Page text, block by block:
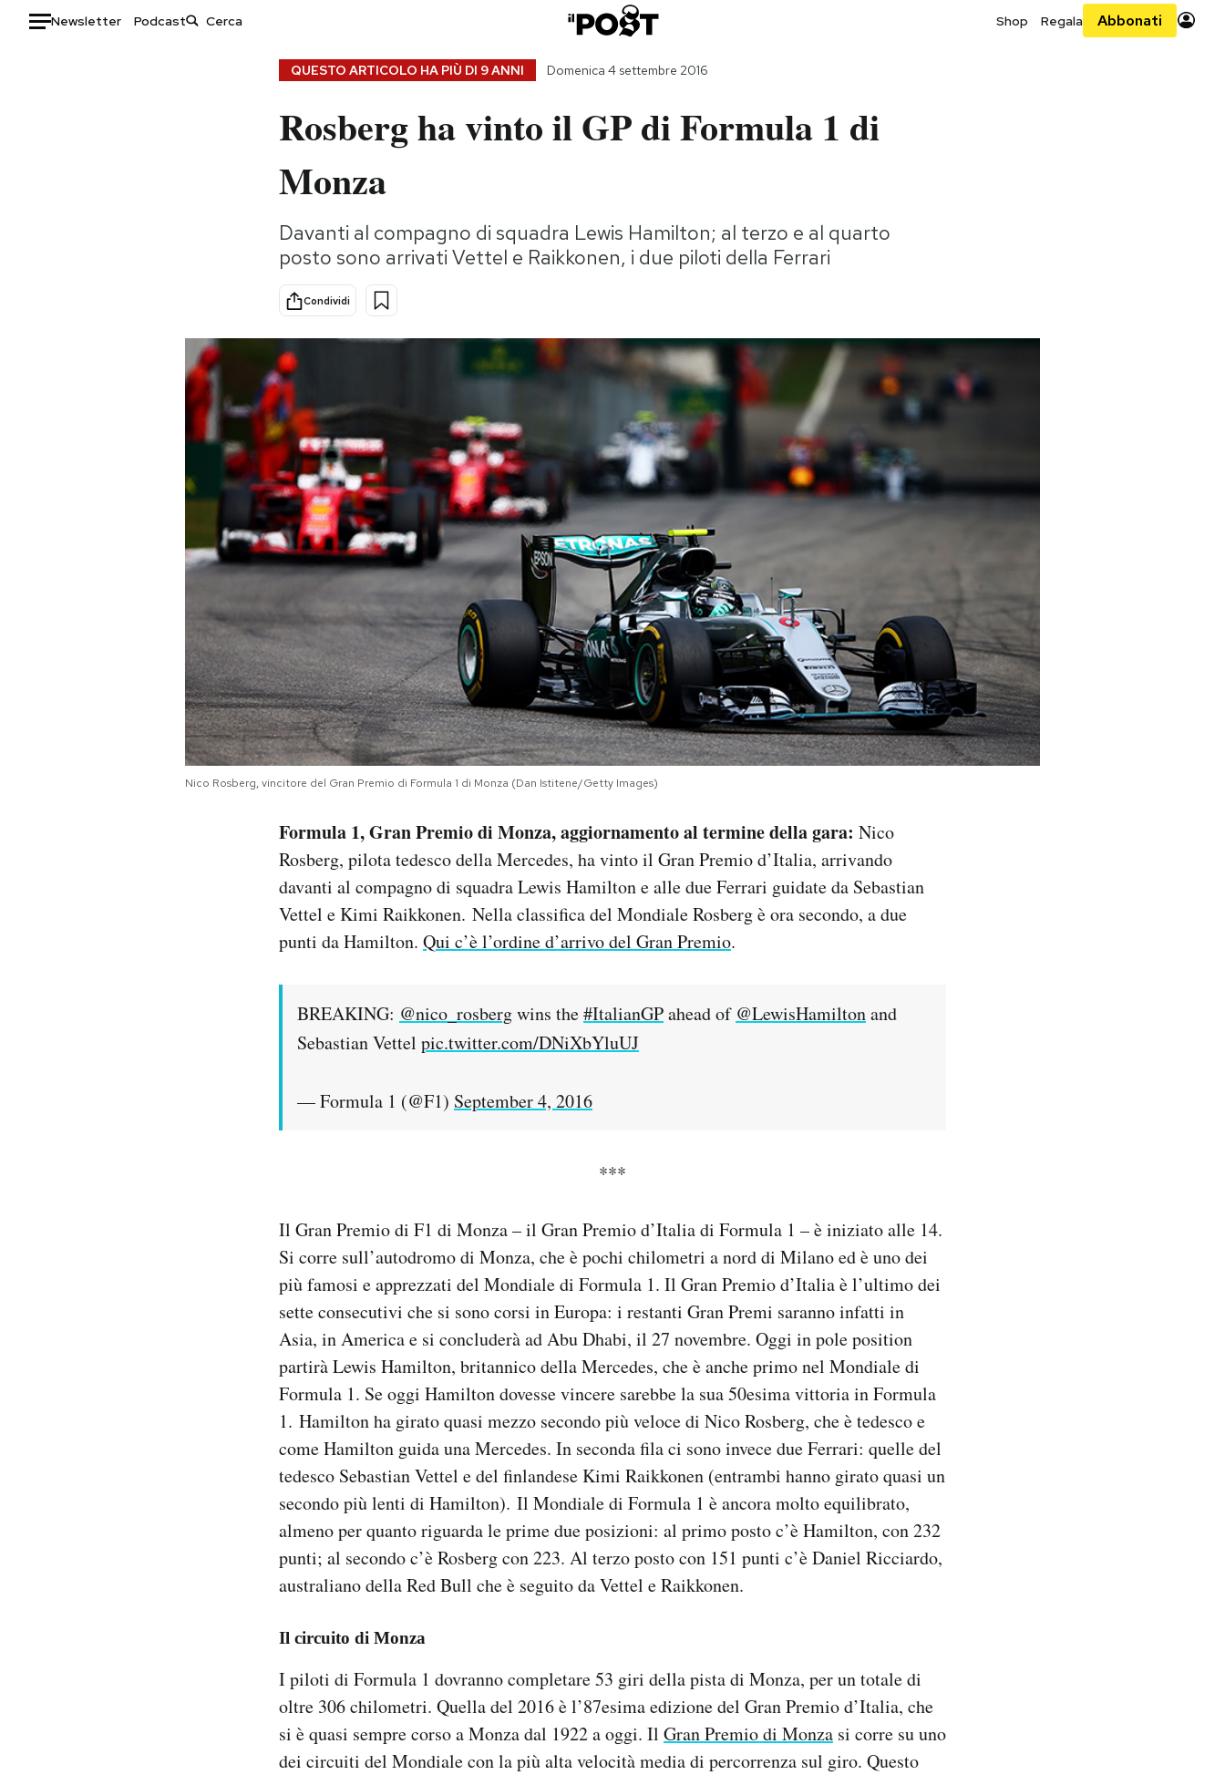
Newsletter Podcast Shop Regala Abbonati
Storie/Idee
Ok Boomer!
Altrecose
Mondiali calcio 2026
AREA PERSONALE
QUESTO ARTICOLO HA PIÙ DI 9 ANNI Domenica 4 settembre 2016
Rosberg ha vinto il GP di Formula 1 di
Monza
Davanti al compagno di squadra Lewis Hamilton; al terzo e al quarto
posto sono arrivati Vettel e Raikkonen, i due piloti della Ferrari
Condividi
Nico Rosberg, vincitore del Gran Premio di Formula 1 di Monza (Dan Istitene/Getty Images)
Formula 1, Gran Premio di Monza, aggiornamento al termine della gara: Nico
Rosberg, pilota tedesco della Mercedes, ha vinto il Gran Premio d’Italia, arrivando
davanti al compagno di squadra Lewis Hamilton e alle due Ferrari guidate da Sebastian
Vettel e Kimi Raikkonen. Nella classifica del Mondiale Rosberg è ora secondo, a due
punti da Hamilton. Qui c’è l’ordine d’arrivo del Gran Premio.
BREAKING: @nico_rosbergwins the#ItalianGPahead of @LewisHamiltonand
Sebastian Vettel pic.twitter.com/DNiXbYluUJ
— Formula 1 (@F1) September 4, 2016
***
Il Gran Premio di F1 di Monza – il Gran Premio d’Italia di Formula 1 – è iniziato alle 14.
Si corre sull’autodromo di Monza, che è pochi chilometri a nord di Milano ed è uno dei
più famosi e apprezzati del Mondiale di Formula 1. Il Gran Premio d’Italia è l’ultimo dei
sette consecutivi che si sono corsi in Europa: i restanti Gran Premi saranno infatti in
Asia, in America e si concluderà ad Abu Dhabi, il 27 novembre. Oggi in pole position
partirà Lewis Hamilton, britannico della Mercedes, che è anche primo nel Mondiale di
Formula 1. Se oggi Hamilton dovesse vincere sarebbe la sua 50esima vittoria in Formula
1. Hamilton ha girato quasi mezzo secondo più veloce di Nico Rosberg, che è tedesco e
come Hamilton guida una Mercedes. In seconda fila ci sono invece due Ferrari: quelle del
tedesco Sebastian Vettel e del finlandese Kimi Raikkonen (entrambi hanno girato quasi un
secondo più lenti di Hamilton). Il Mondiale di Formula 1 è ancora molto equilibrato,
almeno per quanto riguarda le prime due posizioni: al primo posto c’è Hamilton, con 232
punti; al secondo c’è Rosberg con 223. Al terzo posto con 151 punti c’è Daniel Ricciardo,
australiano della Red Bull che è seguito da Vettel e Raikkonen.
Il circuito di Monza
I piloti di Formula 1 dovranno completare 53 giri della pista di Monza, per un totale di
oltre 306 chilometri. Quella del 2016 è l’87esima edizione del Gran Premio d’Italia, che
si è quasi sempre corso a Monza dal 1922 a oggi. Il Gran Premio di Monza si corre su uno
dei circuiti del Mondiale con la più alta velocità media di percorrenza sul giro. Questo